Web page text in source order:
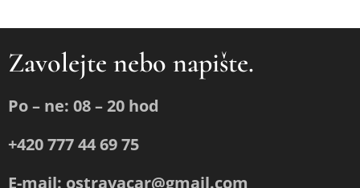
Zavolejte nebo napište.
Po – ne: 08 – 20 hod
+420 777 44 69 75
E-mail: ostravacar@gmail.com